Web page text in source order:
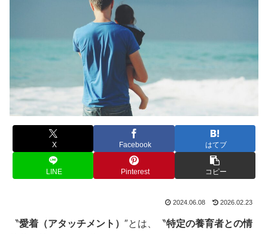
X Facebook はてブ
LINE Pinterest コピー
2024.06.08 2026.02.23
〝愛着（アタッチメント） ″とは、〝特定の養育者との情